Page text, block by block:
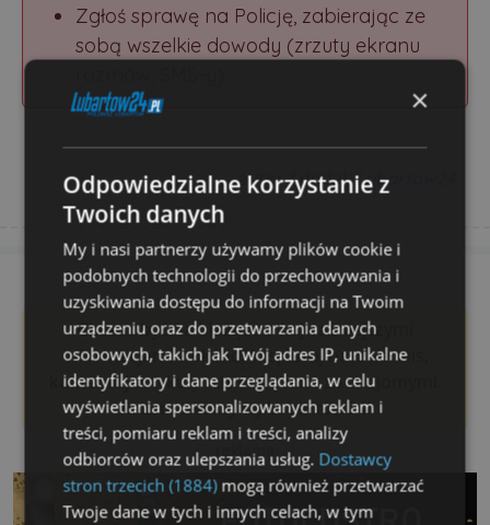
Zgłoś sprawę na Policję, zabierając ze
sobą wszelkie dowody (zrzuty ekranu
autor / dodał:Lubartow24
Chcesz być na bieżąco z najważniejszymi
informacjami z okolic? Wspieraj nasz serwis,
komentuj artykuły i dziel się nimi ze znajomymi.
Razem tworzymy Lubartów24!
reklama
×
Odpowiedzialne korzystanie z
Twoich danych
My i nasi partnerzy używamy plików cookie i
podobnych technologii do przechowywania i
uzyskiwania dostępu do informacji na Twoim
urządzeniu oraz do przetwarzania danych
osobowych, takich jak Twój adres IP, unikalne
identyfikatory i dane przeglądania, w celu
wyświetlania spersonalizowanych reklam i
treści, pomiaru reklam i treści, analizy
odbiorców oraz ulepszania usług. Dostawcy
stron trzecich (1884)mogą również przetwarzać
Twoje dane w tych i innych celach, w tym